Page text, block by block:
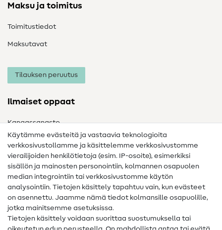
Maksu ja toimitus
Toimitustiedot
Maksutavat
Tilauksen peruutus
Ilmaiset oppaat
Kangassanasto
Ompelusanasto
Ompeluohjeet
Apua ja yhteystiedot
Yhteystiedot
Tietoa omistajanvaihdoksesta
Käytämme evästeitä ja vastaavia teknologioita
verkkosivustollamme ja käsittelemme verkkosivustomme
vierailijoiden henkilötietoja (esim. IP-osoite), esimerkiksi
sisällön ja mainosten personointiin, kolmannen osapuolen
median integrointiin tai verkkosivustomme käytön
analysointiin. Tietojen käsittely tapahtuu vain, kun evästeet
on asennettu. Jaamme nämä tiedot kolmansille osapuolille,
jotka mainitsemme asetuksissa.
Tietojen käsittely voidaan suorittaa suostumuksella tai